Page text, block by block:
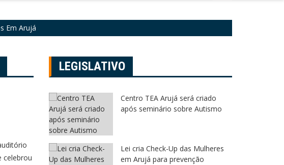
Em Arujá
celebrou
LEGISLATIVO
Centro TEA Arujá será criado
após seminário sobre Autismo
Lei cria Check-Up das Mulheres
em Arujá para prevenção